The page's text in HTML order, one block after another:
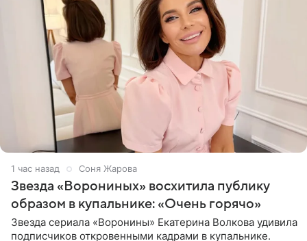
1 час назад Соня Жарова
Звезда «Ворониных» восхитила публику
образом в купальнике: «Очень горячо»
Звезда сериала «Воронины» Екатерина Волкова удивила
подписчиков откровенными кадрами в купальнике.